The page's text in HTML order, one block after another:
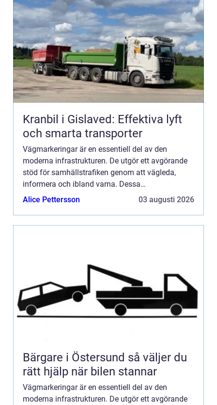
Kranbil i Gislaved: Effektiva lyft
och smarta transporter
Vägmarkeringar är en essentiell del av den
moderna infrastrukturen. De utgör ett avgörande
stöd för samhällstrafiken genom att vägleda,
informera och ibland varna. Dessa
vägmarkeringar bidrar till trafiks&...
Alice Pettersson 03 augusti 2026
Bärgare i Östersund så väljer du
rätt hjälp när bilen stannar
Vägmarkeringar är en essentiell del av den
moderna infrastrukturen. De utgör ett avgörande